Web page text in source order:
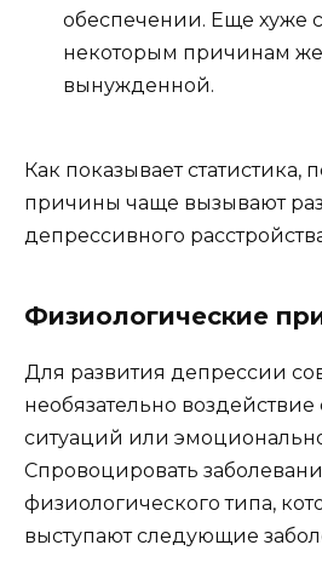
обеспечении. Еще хуже
некоторым причинам
вынужденной.
Как показывает статистика,
причины чаще вызывают
депрессивного
Физиологические
Для развития депрессии
необязательно воздействие
ситуаций или
Спровоцировать
физиологического типа,
выступают следующие